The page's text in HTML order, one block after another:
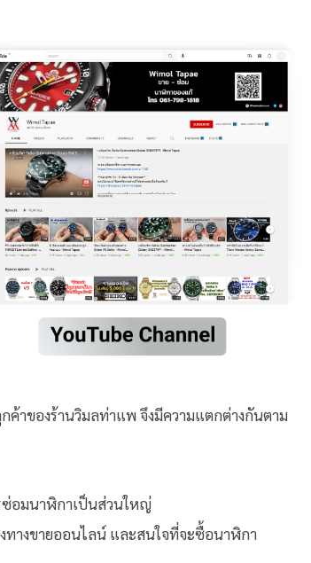
าของร้านวิมลท่าแพ จึงมีความแตกต่างกันตาม
อมนาฬิกาเป็นส่วนใหญ่
างขายออนไลน์ และสนใจที่จะซื้อนาฬิกา